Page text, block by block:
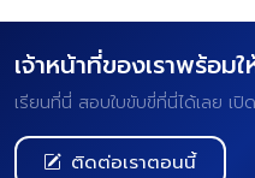
เจ้าหน้าที่ของเราพร้อม
เรียนที่นี่ สอบใบขับขี่ที่นี่ได้เลย
ติดต่อเราตอนนี้